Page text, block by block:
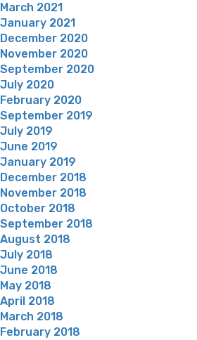
March 2021
January 2021
December 2020
November 2020
September 2020
July 2020
February 2020
September 2019
July 2019
June 2019
January 2019
December 2018
November 2018
October 2018
September 2018
August 2018
July 2018
June 2018
May 2018
April 2018
March 2018
February 2018